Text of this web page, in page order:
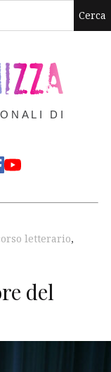
DI
letterario,
del